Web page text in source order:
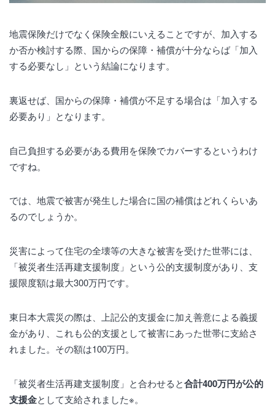
地震保険だけでなく保険全般にいえることですが、加入する
か否か検討する際、国からの保障・補償が十分ならば「加入
する必要なし」という結論になります。
裏返せば、国からの保障・補償が不足する場合は「加入する
必要あり」となります。
自己負担する必要がある費用を保険でカバーするというわけ
ですね。
では、地震で被害が発生した場合に国の補償はどれくらいあ
るのでしょうか。
災害によって住宅の全壊等の大きな被害を受けた世帯には、
「被災者生活再建支援制度」という公的支援制度があり、支
援限度額は最大300万円です。
東日本大震災の際は、上記公的支援金に加え善意による義援
金があり、これも公的支援として被害にあった世帯に支給さ
れました。その額は100万円。
「被災者生活再建支援制度」と合わせると合計400万円が公的
支援金として支給されました※。